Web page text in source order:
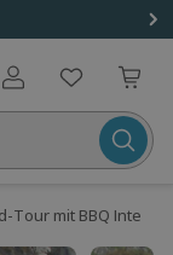
Benutzerkonto
Tour mit BBQ